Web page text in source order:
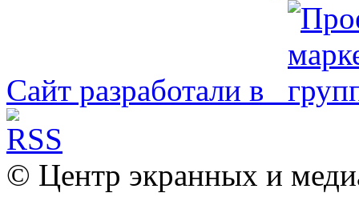
Сайт разработали в
© Центр экранных и